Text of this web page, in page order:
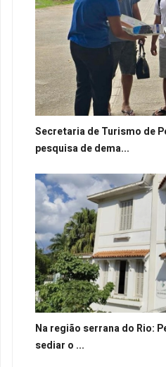
Secretaria de Turismo de
pesquisa de dema...
Na região serrana do Rio:
sediar o ...